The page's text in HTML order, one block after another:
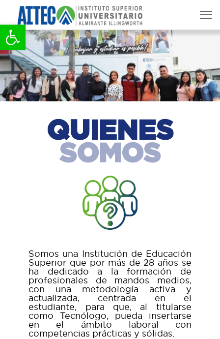
Abrir barra de herramientas
QUIENES
SOMOS
Somos una Institución de Educación
Superior que por más de 28 años se
ha dedicado a la formación de
profesionales de mandos medios,
con una metodología activa y
actualizada, centrada en el
estudiante, para que, al titularse
como Tecnólogo, pueda insertarse
en el ámbito laboral con
competencias prácticas y sólidas.